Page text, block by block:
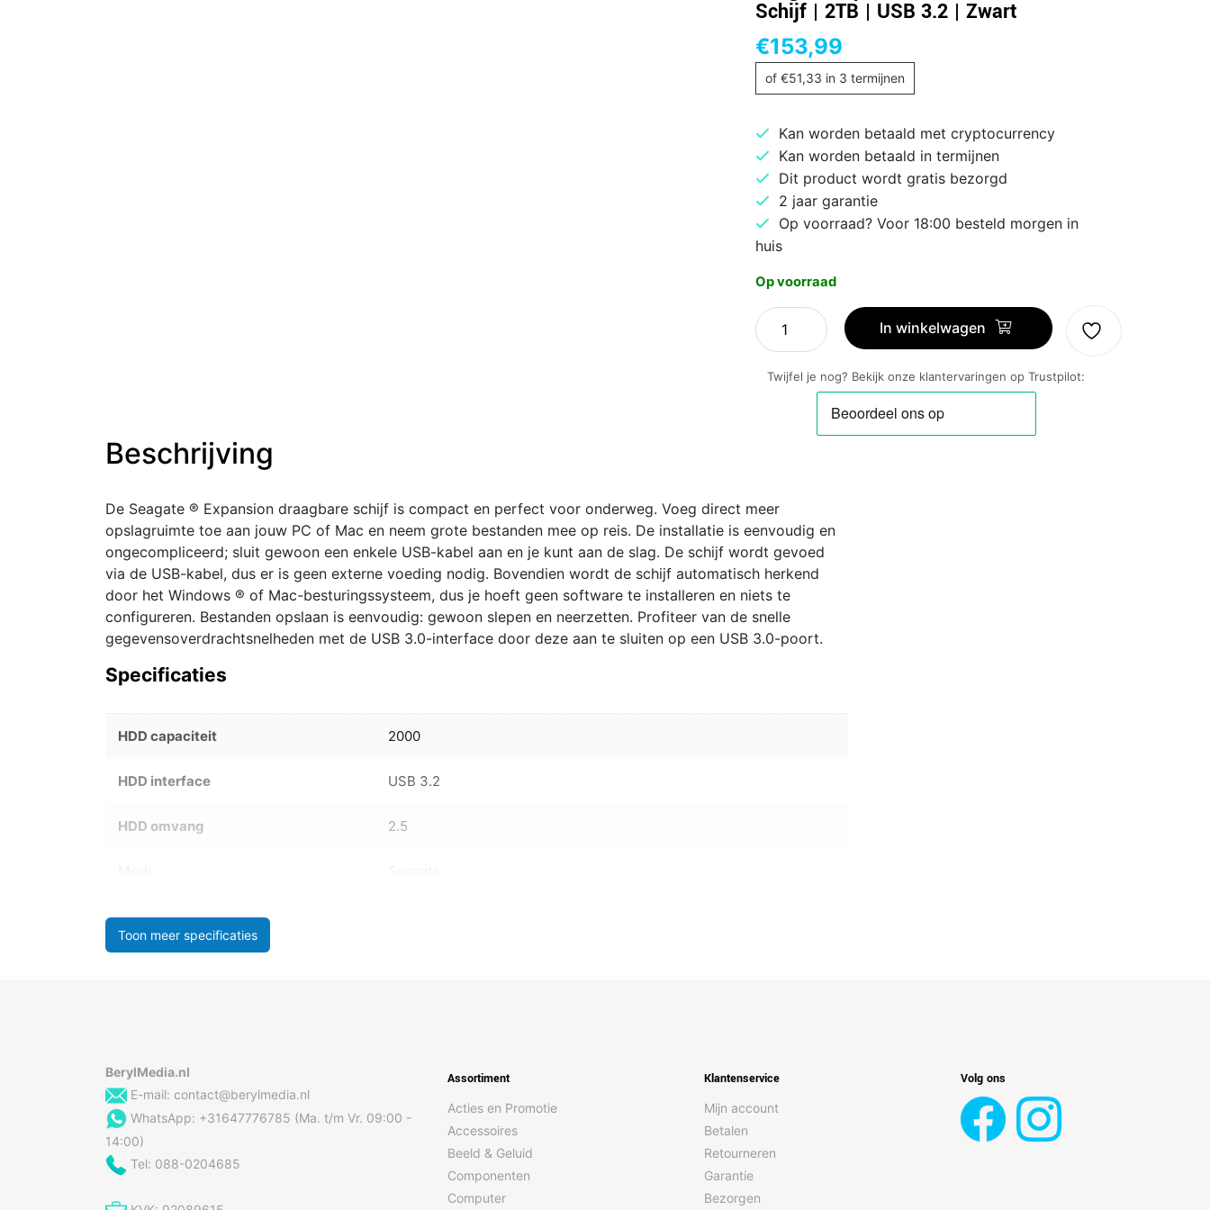
Schijf | 2TB | USB 3.2 | Zwart
€153,99
of €51,33 in 3 termijnen
Kan worden betaald met cryptocurrency
Kan worden betaald in termijnen
Dit product wordt gratis bezorgd
2 jaar garantie
Op voorraad? Voor 18:00 besteld morgen in
huis
Op voorraad
Seagate
Expansion
Harde
3.2
|
Zwart
aantal
In winkelwagen
Twijfel je nog? Bekijk onze klantervaringen op Trustpilot:
Beschrijving
De Seagate ® Expansion draagbare schijf is compact en perfect voor onderweg. Voeg direct meer
opslagruimte toe aan jouw PC of Mac en neem grote bestanden mee op reis. De installatie is eenvoudig en
ongecompliceerd; sluit gewoon een enkele USB-kabel aan en je kunt aan de slag. De schijf wordt gevoed
via de USB-kabel, dus er is geen externe voeding nodig. Bovendien wordt de schijf automatisch herkend
door het Windows ® of Mac-besturingssysteem, dus je hoeft geen software te installeren en niets te
configureren. Bestanden opslaan is eenvoudig: gewoon slepen en neerzetten. Profiteer van de snelle
gegevensoverdrachtsnelheden met de USB 3.0-interface door deze aan te sluiten op een USB 3.0-poort.
Specificaties
HDD capaciteit 2000
HDD interface USB 3.2
HDD omvang 2.5
Toon meer specificaties
BerylMedia.nl
E-mail: contact@berylmedia.nl
WhatsApp: +31647776785 (Ma. t/m Vr. 09:00 -
14:00)
Tel: 088-0204685
Assortiment
Acties en Promotie
Accessoires
Beeld & Geluid
Componenten
Computer
Klantenservice
Mijn account
Betalen
Retourneren
Garantie
Bezorgen
Volg ons